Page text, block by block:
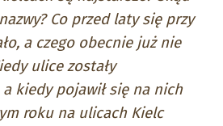
Co przed laty się przy
a czego obecnie już nie
ulice zostały
kiedy pojawił się na nich
roku na ulicach Kielc